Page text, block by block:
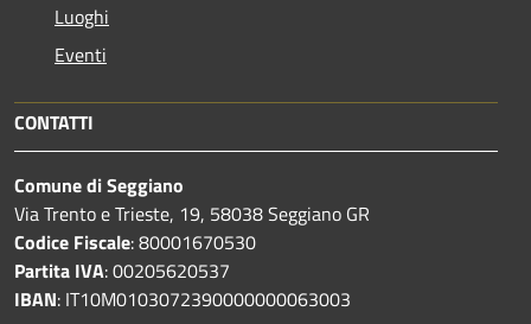
Luoghi
Eventi
CONTATTI
Comune di Seggiano
Via Trento e Trieste, 19, 58038 Seggiano GR
Codice Fiscale: 80001670530
Partita IVA: 00205620537
IBAN: IT10M0103072390000000063003